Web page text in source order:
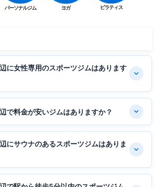
パーソナルジム ヨガ ピラティス
に女性専用のスポーツジムはあります
で料金が安いジムはありますか？
にサウナのあるスポーツジムはありま